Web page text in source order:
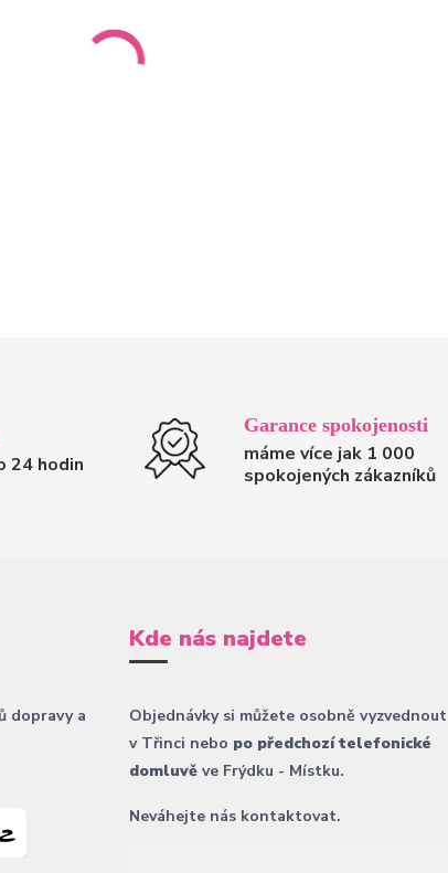
24 hodin
Garance spokojenosti
máme více jak 1 000
spokojených zákazníků
dopravy a
Kde nás najdete
Objednávky si můžete osobně vyzvednout
v Třinci nebo po předchozí telefonické
domluvě ve Frýdku - Místku.
Neváhejte nás kontaktovat.